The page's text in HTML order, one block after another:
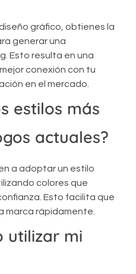
gráfico, obtienes la
generar una
Esto resulta en una
conexión con tu
en el mercado.
estilos más
actuales?
a adoptar un estilo
colores que
Esto facilita que
marca rápidamente.
utilizar mi